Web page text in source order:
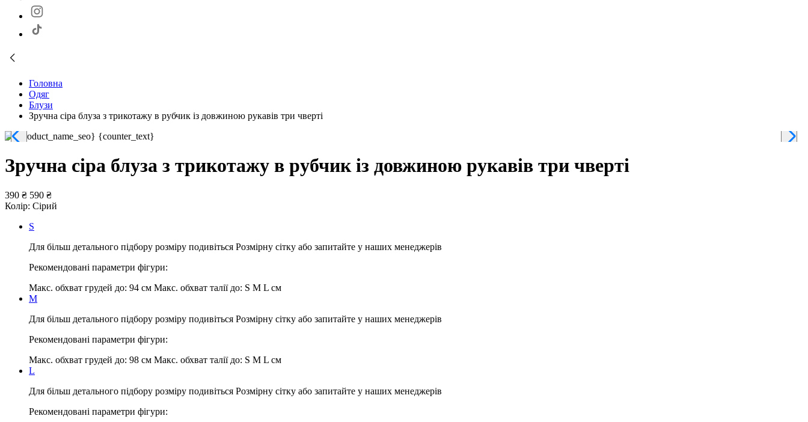
Головна
Одяг
Блузи
Зручна сіра блуза з трикотажу в рубчик із довжиною рукавів три чверті
Зручна сіра блуза з трикотажу в рубчик із довжиною рукавів три чверті
390 ₴ 590 ₴
Колір: Сірий
S
Для більш детального підбору розміру подивіться Розмірну сітку або запитайте у наших менеджерів
Рекомендовані параметри фігури:
Макс. обхват грудей до: 94 см Макс. обхват талії до: S M L см
M
Для більш детального підбору розміру подивіться Розмірну сітку або запитайте у наших менеджерів
Рекомендовані параметри фігури:
Макс. обхват грудей до: 98 см Макс. обхват талії до: S M L см
L
Для більш детального підбору розміру подивіться Розмірну сітку або запитайте у наших менеджерів
Рекомендовані параметри фігури: